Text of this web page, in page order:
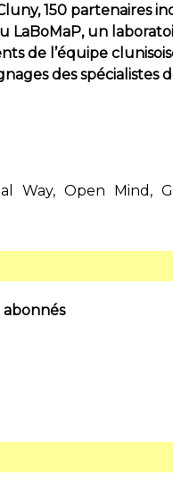
150 partenaires
LaBoMaP, un
de l’équipe
des spécialistes
Way, Open Mind,
abonnés